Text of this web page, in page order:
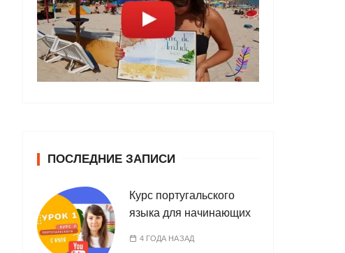
ПОСЛЕДНИЕ ЗАПИСИ
Курс португальского
языка для начинающих
4 ГОДА НАЗАД